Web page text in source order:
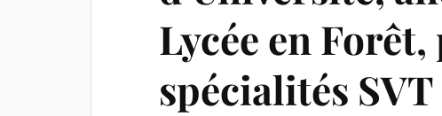
Lycée en
spécialités SVT